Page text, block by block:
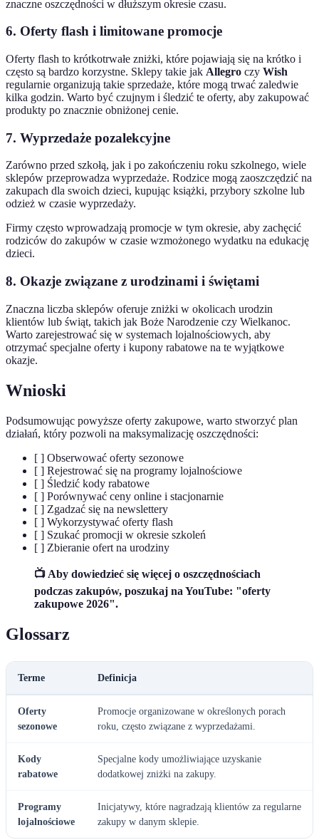
znaczne oszczędności w dłuższym okresie czasu.
6. Oferty flash i limitowane promocje
Oferty flash to krótkotrwałe zniżki, które pojawiają się na krótko i
często są bardzo korzystne. Sklepy takie jak Allegro czy Wish
regularnie organizują takie sprzedaże, które mogą trwać zaledwie
kilka godzin. Warto być czujnym i śledzić te oferty, aby zakupować
produkty po znacznie obniżonej cenie.
7. Wyprzedaże pozalekcyjne
Zarówno przed szkołą, jak i po zakończeniu roku szkolnego, wiele
sklepów przeprowadza wyprzedaże. Rodzice mogą zaoszczędzić na
zakupach dla swoich dzieci, kupując książki, przybory szkolne lub
odzież w czasie wyprzedaży.
Firmy często wprowadzają promocje w tym okresie, aby zachęcić
rodziców do zakupów w czasie wzmożonego wydatku na edukację
dzieci.
8. Okazje związane z urodzinami i świętami
Znaczna liczba sklepów oferuje zniżki w okolicach urodzin
klientów lub świąt, takich jak Boże Narodzenie czy Wielkanoc.
Warto zarejestrować się w systemach lojalnościowych, aby
otrzymać specjalne oferty i kupony rabatowe na te wyjątkowe
okazje.
Wnioski
Podsumowując powyższe oferty zakupowe, warto stworzyć plan
działań, który pozwoli na maksymalizację oszczędności:
[ ] Obserwować oferty sezonowe
[ ] Rejestrować się na programy lojalnościowe
[ ] Śledzić kody rabatowe
[ ] Porównywać ceny online i stacjonarnie
[ ] Zgadzać się na newslettery
[ ] Wykorzystywać oferty flash
[ ] Szukać promocji w okresie szkoleń
[ ] Zbieranie ofert na urodziny
📺 Aby dowiedzieć się więcej o oszczędnościach
podczas zakupów, poszukaj na YouTube: "oferty
zakupowe 2026".
Glossarz
Terme Definicja
Oferty
sezonowe
Promocje organizowane w określonych porach
roku, często związane z wyprzedażami.
Kody
rabatowe
Specjalne kody umożliwiające uzyskanie
dodatkowej zniżki na zakupy.
Programy
lojalnościowe
Inicjatywy, które nagradzają klientów za regularne
zakupy w danym sklepie.